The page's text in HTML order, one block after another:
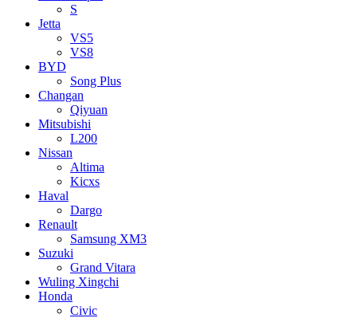
S
Jetta
VS5
VS8
BYD
Song Plus
Changan
Qiyuan
Mitsubishi
L200
Nissan
Altima
Kicxs
Haval
Dargo
Renault
Samsung XM3
Suzuki
Grand Vitara
Wuling Xingchi
Honda
Civic